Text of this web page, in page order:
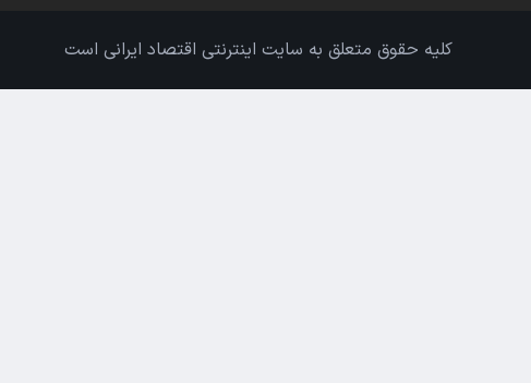
کلیه حقوق متعلق به سایت اینترنتی اقتصاد ایرانی است